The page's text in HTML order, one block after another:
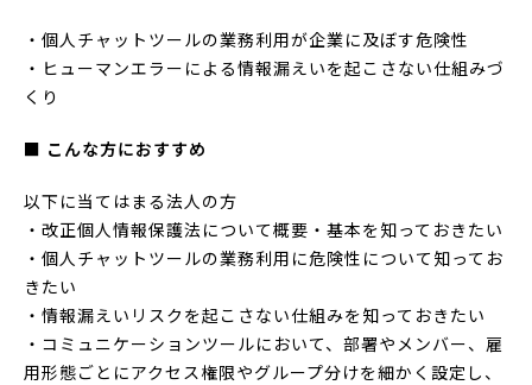
・個人チャットツールの業務利用が企業に及ぼす危険性
・ヒューマンエラーによる情報漏えいを起こさない仕組みづ
くり
■ こんな方におすすめ
以下に当てはまる法人の方
・改正個人情報保護法について概要・基本を知っておきたい
・個人チャットツールの業務利用に危険性について知ってお
きたい
・情報漏えいリスクを起こさない仕組みを知っておきたい
・コミュニケーションツールにおいて、部署やメンバー、雇
用形態ごとにアクセス権限やグループ分けを細かく設定し、